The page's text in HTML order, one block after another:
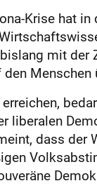
Krise hat
mit der
Menschen
liberalen
dass der